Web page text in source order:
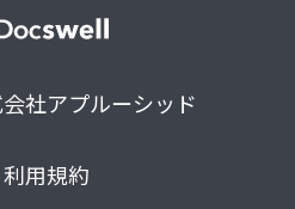
社アプルーシッド
利用規約